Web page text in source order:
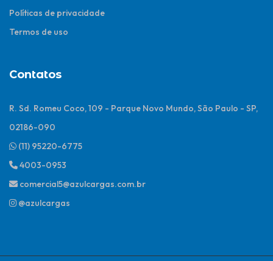
Políticas de privacidade
Termos de uso
Contatos
R. Sd. Romeu Coco, 109 - Parque Novo Mundo, São Paulo - SP,
02186-090
(11) 95220-6775
4003-0953
comercial5@azulcargas.com.br
@azulcargas